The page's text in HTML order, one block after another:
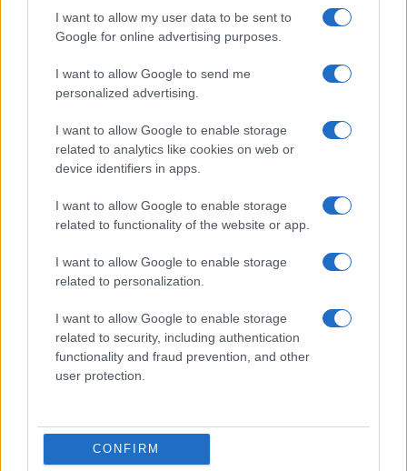
I want to allow my user data to be sent to
Google for online advertising purposes.
I want to allow Google to send me
personalized advertising.
I want to allow Google to enable storage
related to analytics like cookies on web or
device identifiers in apps.
I want to allow Google to enable storage
related to functionality of the website or app.
I want to allow Google to enable storage
related to personalization.
I want to allow Google to enable storage
related to security, including authentication
functionality and fraud prevention, and other
user protection.
CONFIRM